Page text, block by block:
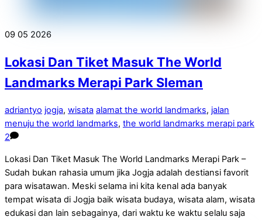
09 05 2026
Lokasi Dan Tiket Masuk The World
Landmarks Merapi Park Sleman
adriantyo jogja, wisata alamat the world landmarks, jalan
menuju the world landmarks, the world landmarks merapi park
2
Lokasi Dan Tiket Masuk The World Landmarks Merapi Park –
Sudah bukan rahasia umum jika Jogja adalah destiansi favorit
para wisatawan. Meski selama ini kita kenal ada banyak
tempat wisata di Jogja baik wisata budaya, wisata alam, wisata
edukasi dan lain sebagainya, dari waktu ke waktu selalu saja